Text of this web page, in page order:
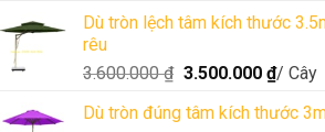
Dù tròn lệch tâm kích thước
rêu
3.600.000₫ 3.500.000 ₫/ Cây
Dù tròn đúng tâm kích thước